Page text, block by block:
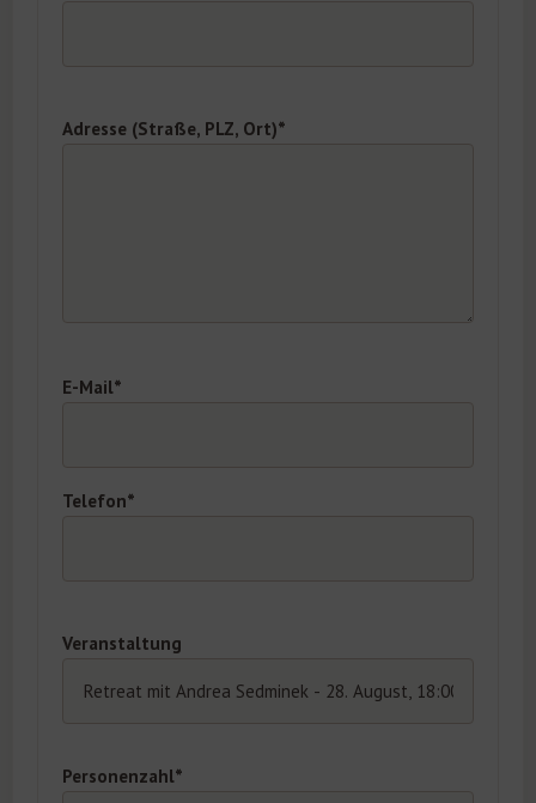
Adresse (Straße, PLZ, Ort)*
E-Mail*
Telefon*
Veranstaltung
Personenzahl*